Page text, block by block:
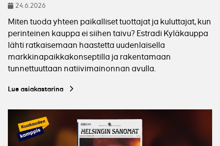
Julkaistu
24.6.2026
Miten tuoda yhteen paikalliset tuottajat ja kuluttajat, kun
perinteinen kauppa ei siihen taivu? Estradi Kyläkauppa
lähti ratkaisemaan haastetta uudenlaisella
markkinapaikkakonseptilla ja rakentamaan
tunnettuuttaan natiivimainonnan avulla.
Lue asiakastarina